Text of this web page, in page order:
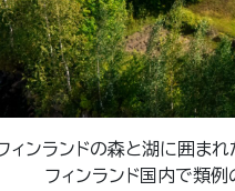
ィンランドの森と湖に囲
フィンランド国内で類